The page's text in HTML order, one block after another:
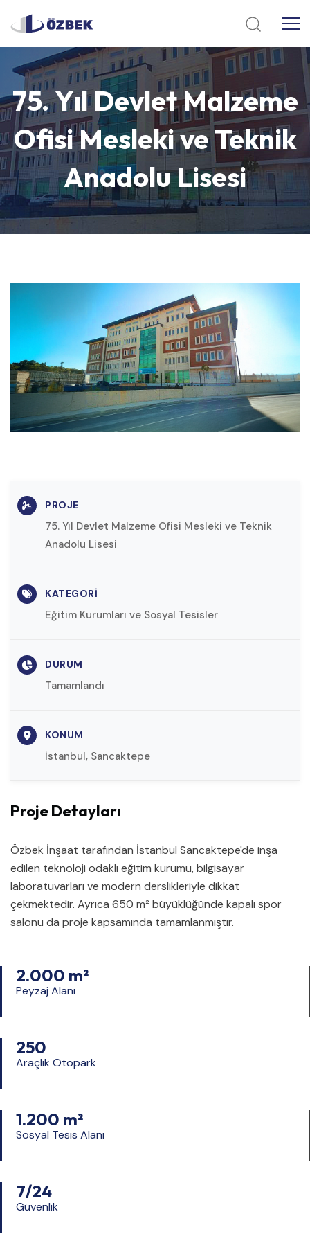
75.Yıl DevletMalzeme
OfisiMeslekiveTeknik
AnadoluLisesi
PROJE
75. Yıl Devlet Malzeme Ofisi Mesleki ve Teknik
Anadolu Lisesi
KATEGORI
Eğitim Kurumları ve Sosyal Tesisler
DURUM
Tamamlandı
KONUM
İstanbul, Sancaktepe
Proje Detayları
Özbek İnşaat tarafından İstanbul Sancaktepe'de inşa
edilen teknoloji odaklı eğitim kurumu, bilgisayar
laboratuvarları ve modern derslikleriyle dikkat
çekmektedir. Ayrıca 650 m² büyüklüğünde kapalı spor
salonu da proje kapsamında tamamlanmıştır.
2.000 m²
Peyzaj Alanı
250
Araçlık Otopark
1.200 m²
Sosyal Tesis Alanı
7/24
Güvenlik